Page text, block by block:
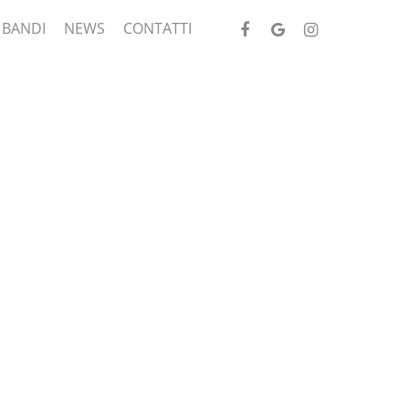
NEWS CONTATTI FACEBOOKGOOGLE-INSTAGRAM